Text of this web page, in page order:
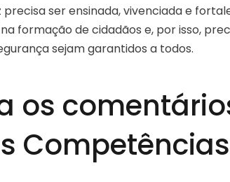
precisa ser ensinada, vivenciada e
formação de cidadãos e, por isso,
sejam garantidos a todos.
os
Competências